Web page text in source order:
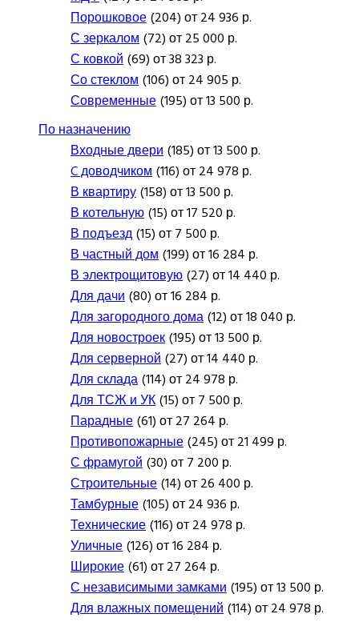
Порошковое(204) от 24 936 р.
С зеркалом(72) от 25 000 р.
С ковкой(69) от 38 323 р.
Со стеклом(106) от 24 905 р.
Современные(195) от 13 500 р.
По назначению
Входные двери(185) от 13 500 р.
C доводчиком(116) от 24 978 р.
В квартиру(158) от 13 500 р.
В котельную(15) от 17 520 р.
В подъезд(15) от 7 500 р.
В частный дом(199) от 16 284 р.
В электрощитовую(27) от 14 440 р.
Для дачи(80) от 16 284 р.
Для загородного дома(12) от 18 040 р.
Для новостроек(195) от 13 500 р.
Для серверной(27) от 14 440 р.
Для склада(114) от 24 978 р.
Для ТСЖ и УК(15) от 7 500 р.
Парадные(61) от 27 264 р.
Противопожарные(245) от 21 499 р.
С фрамугой(30) от 7 200 р.
Строительные(14) от 26 400 р.
Тамбурные(105) от 24 936 р.
Технические(116) от 24 978 р.
Уличные(126) от 16 284 р.
Широкие(61) от 27 264 р.
С независимыми замками(195) от 13 500 р.
Для влажных помещений(114) от 24 978 р.